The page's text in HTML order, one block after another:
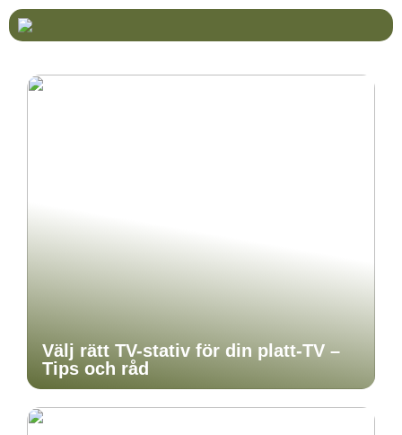
Välj rätt TV-stativ för din platt-TV –
Tips och råd